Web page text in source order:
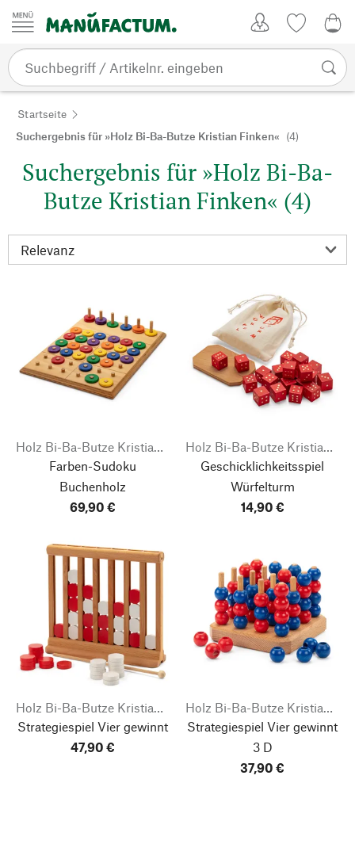
Zum Inhalt springen
Startseite
Suchergebnis für »Holz Bi-Ba-Butze Kristian Finken« (4)
Suchergebnis für »Holz Bi-Ba-
Butze Kristian Finken« (4)
Holz Bi-Ba-Butze Kristian Finken
Farben-Sudoku
Buchenholz
69,90 €
Holz Bi-Ba-Butze Kristian Finken
Geschicklichkeitsspiel
Würfelturm
14,90 €
Holz Bi-Ba-Butze Kristian Finken
Strategiespiel Vier gewinnt
47,90 €
Holz Bi-Ba-Butze Kristian Finken
Strategiespiel Vier gewinnt
3 D
37,90 €